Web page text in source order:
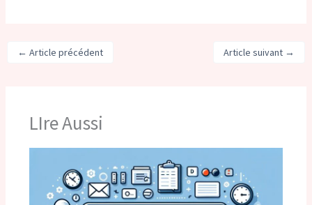
← Article précédent Article suivant →
LIre Aussi